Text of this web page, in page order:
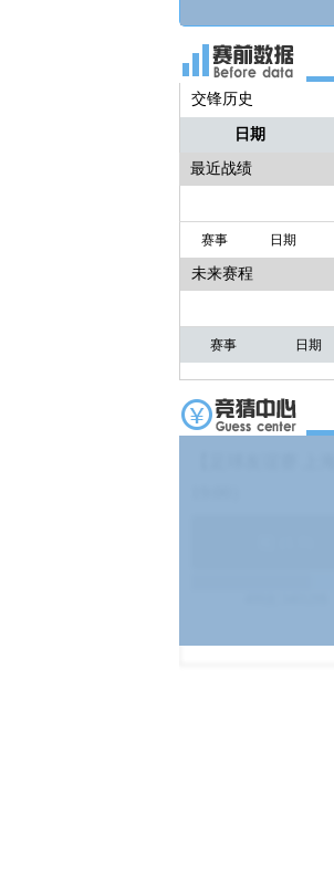
交锋历史
日期
最近战绩
赛事 日期
未来赛程
赛事 日期